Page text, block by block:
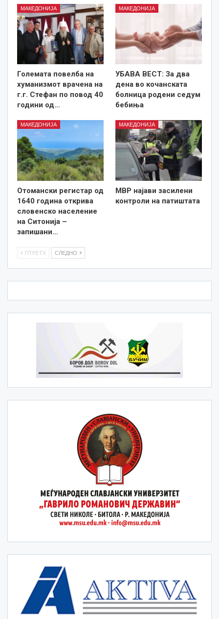
МАКЕДОНИЈА
Големата повелба на
хуманизмот врачена на
г.г. Стефан по повод 40
години од…
МАКЕДОНИЈА
УБАВА ВЕСТ: За два
дена во кочанската
болница родени седум
бебиња
МАКЕДОНИЈА
Отомански регистар од
1640 година открива
словенско население
на Ситонија –
запишани…
МАКЕДОНИЈА
МВР најави засилени
контроли на патиштата
ПТРЕТХ СЛЕДНО